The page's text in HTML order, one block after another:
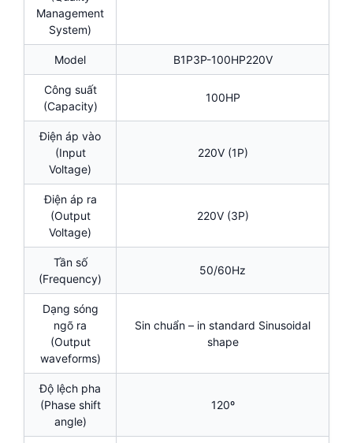
Management
System)
Model B1P3P-100HP220V
Công suất
(Capacity)
100HP
Điện áp vào
(Input
Voltage)
220V (1P)
Điện áp ra
(Output
Voltage)
220V (3P)
Tần số
(Frequency)
50/60Hz
Dạng sóng
ngõ ra
(Output
waveforms)
Sin chuẩn – in standard Sinusoidal
shape
Độ lệch pha
(Phase shift
angle)
120º